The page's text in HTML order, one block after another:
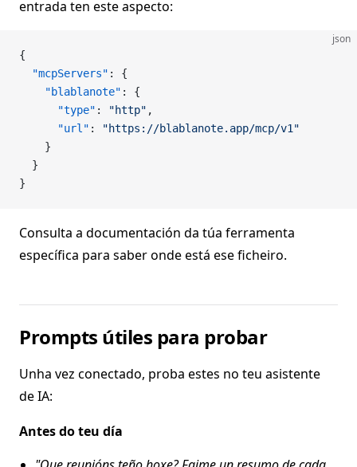
entrada ten este aspecto:
json
{
  "mcpServers"
: {
    "blablanote"
: {
      "type"
: "http" ,
      "url"
:
"https://blablanote.app/mcp/v1"
    }
  }
}
Consulta a documentación da túa ferramenta
específica para saber onde está ese ficheiro.
Prompts útiles para probar
Unha vez conectado, proba estes no teu asistente
de IA:
Antes do teu día